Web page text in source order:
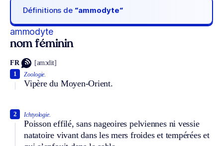
Définitions de “ammodyte“
ammodyte
nom féminin
FR [amɔdit]
Zoologie.
Vipère du Moyen-Orient.
1
Ichtyologie.
Poisson effilé, sans nageoires pelviennes ni vessie
natatoire vivant dans les mers froides et tempérées et
2